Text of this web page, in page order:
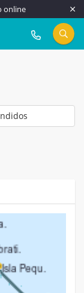
online
917 815 555